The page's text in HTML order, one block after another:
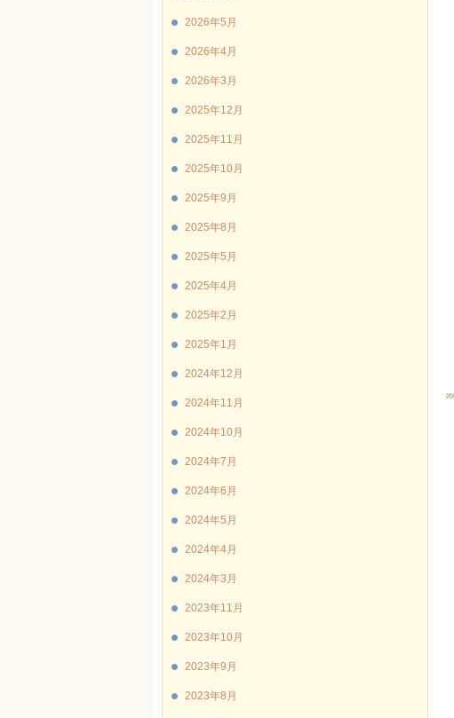
2026年5月
2026年4月
2026年3月
2025年12月
2025年11月
2025年10月
2025年9月
2025年8月
2025年5月
2025年4月
2025年2月
2025年1月
2024年12月
2024年11月
2024年10月
2024年7月
2024年6月
2024年5月
2024年4月
2024年3月
2023年11月
2023年10月
2023年9月
2023年8月